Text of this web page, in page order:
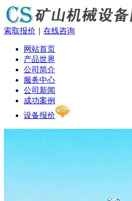
索取报价 在线咨询
网站首页
产品世界
公司简介
服务中心
公司新闻
成功案例
设备报价